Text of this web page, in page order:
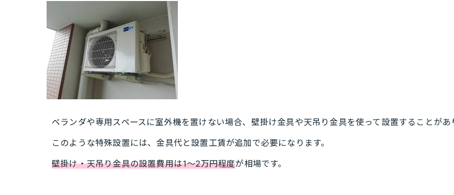
ベランダや専用スペースに室外機を置けない場合、壁掛け金具や天吊り金具を使って設置することがあ
このような特殊設置には、金具代と設置工賃が追加で必要になります。
壁掛け・天吊り金具の設置費用は1～2万円程度が相場です。